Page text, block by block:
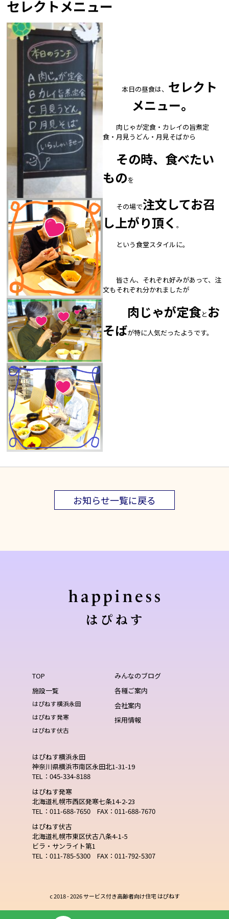
セレクトメニュー
本日の昼食は、 セレクト
メニュー。
肉じゃが定食・カレイの旨煮定
食・月見うどん・月見そばから
その時、食べたい
ものを
その場で注文してお召
し上がり頂く。
という食堂スタイルに。
皆さん、それぞれ好みがあって、注
文もそれぞれ分かれましたが
肉じゃが定食とお
そばが特に人気だったようです。
お知らせ一覧に戻る
TOP
みんなのブログ
施設一覧
はぴねす横浜永田
はぴねす発寒
はぴねす伏古
各種ご案内
会社案内
採用情報
はぴねす横浜永田
神奈川県横浜市南区永田北1-31-19
TEL：045-334-8188
はぴねす発寒
北海道札幌市西区発寒七条14-2-23
TEL：011-688-7650 FAX：011-688-7670
はぴねす伏古
北海道札幌市東区伏古八条4-1-5
ビラ・サンライト第1
TEL：011-785-5300 FAX：011-792-5307
c 2018 -2026 サービス付き高齢者向け住宅 はぴねす